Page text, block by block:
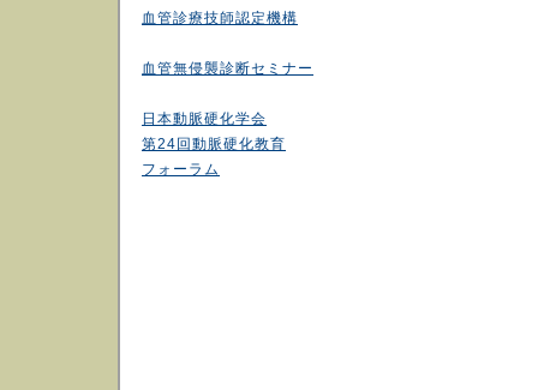
血管診療技師認定機構
血管無侵襲診断セミナー
日本動脈硬化学会
第24回動脈硬化教育
フォーラム